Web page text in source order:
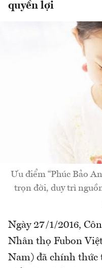
quyền lợi
Ưu điểm “Phúc Bảo
trọn đời, duy trì
Ngày 27/1/2016,
Nhân thọ Fubon
Nam) đã chính thức